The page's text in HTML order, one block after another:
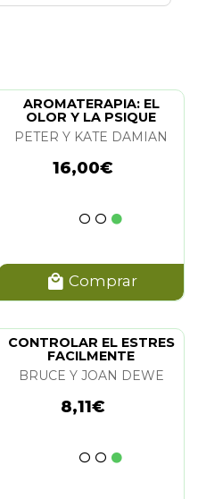
AROMATERAPIA: EL
OLOR Y LA PSIQUE
PETER Y KATE DAMIAN
16,00€
Comprar
CONTROLAR EL ESTRES
FACILMENTE
BRUCE Y JOAN DEWE
8,11€